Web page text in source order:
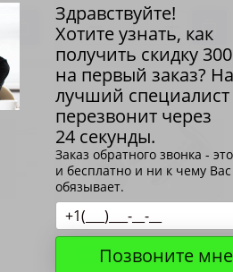
мавжуд
Здравствуйте!
Хотите узнать, как
получить скидку
на первый заказ?
лучший специалист
перезвонит через
24 секунды.
Заказ обратного звонка -
и бесплатно и ни к чему
обязывает.
Позвоните